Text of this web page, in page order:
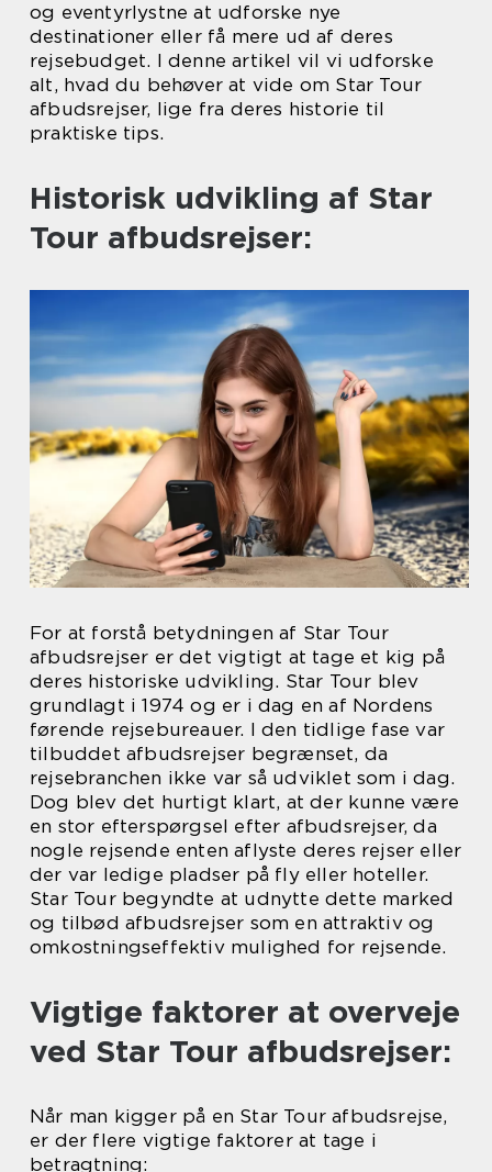
og eventyrlystne at udforske nye
destinationer eller få mere ud af deres
rejsebudget. I denne artikel vil vi udforske
alt, hvad du behøver at vide om Star Tour
afbudsrejser, lige fra deres historie til
praktiske tips.
Historisk udvikling af Star
Tour afbudsrejser:
For at forstå betydningen af Star Tour
afbudsrejser er det vigtigt at tage et kig på
deres historiske udvikling. Star Tour blev
grundlagt i 1974 og er i dag en af Nordens
førende rejsebureauer. I den tidlige fase var
tilbuddet afbudsrejser begrænset, da
rejsebranchen ikke var så udviklet som i dag.
Dog blev det hurtigt klart, at der kunne være
en stor efterspørgsel efter afbudsrejser, da
nogle rejsende enten aflyste deres rejser eller
der var ledige pladser på fly eller hoteller.
Star Tour begyndte at udnytte dette marked
og tilbød afbudsrejser som en attraktiv og
omkostningseffektiv mulighed for rejsende.
Vigtige faktorer at overveje
ved Star Tour afbudsrejser:
Når man kigger på en Star Tour afbudsrejse,
er der flere vigtige faktorer at tage i
betragtning: